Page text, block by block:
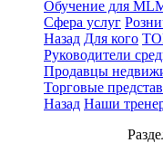
Обучение для
Сфера услуг
Назад Для кого
Руководители
Продавцы
Торговые
Назад Наши